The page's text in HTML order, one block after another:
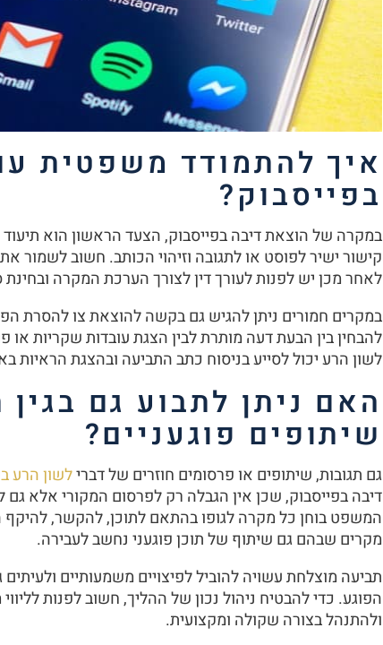
איך להתמודד משפטית
בפייסבוק?
במקרה של הוצאת דיבה בפייסבוק, הצעד הראשון הוא
קישור ישיר לפוסט או לתגובה וזיהוי הכותב. חשוב לשמור
לאחר מכן יש לפנות לעורך דין לצורך הערכת המקרה ובחינת
במקרים חמורים ניתן להגיש גם בקשה להוצאת צו להסרת
להבחין בין הבעת דעה מותרת לבין הצגת עובדות שקריות או
לשון הרע יכול לסייע בניסוח כתב התביעה ובהצגת הראיות
האם ניתן לתבוע גם בגין
שיתופים פוגעניים?
גם תגובות, שיתופים או פרסומים חוזרים של דברילשון הרע
דיבה בפייסבוק, שכן אין הגבלה רק לפרסום המקורי אלא
המשפט בוחן כל מקרה לגופו בהתאם לתוכן, להקשר,
מקרים שבהם גם שיתוף של תוכן פוגעני נחשב לעבירה.
תביעה מוצלחת עשויה להוביל לפיצויים משמעותיים
הפוגע. כדי להבטיח ניהול נכון של ההליך, חשוב לפנות
ולהתנהל בצורה שקולה ומקצועית.